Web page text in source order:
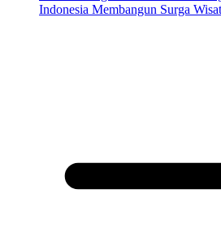
Indonesia Membangun Surga